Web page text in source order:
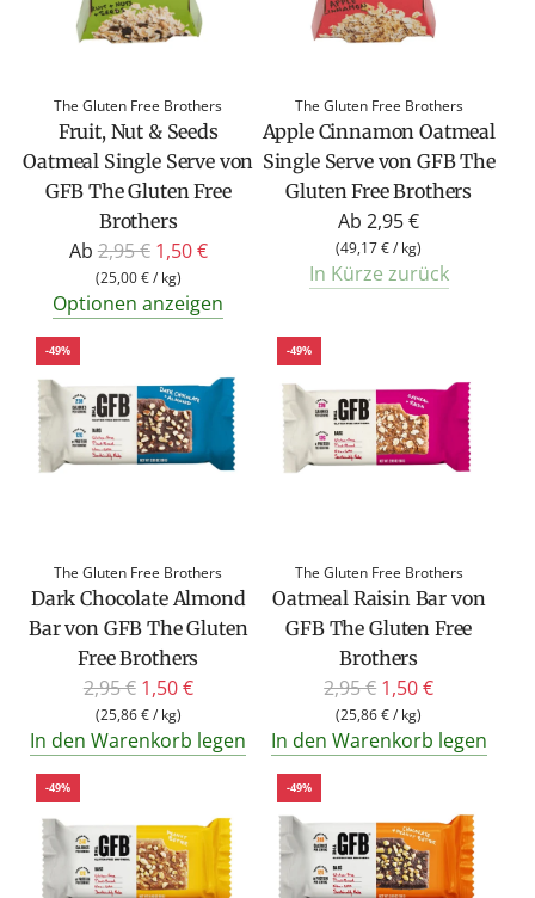
r
e
i
s
The Gluten Free Brothers
Fruit, Nut & Seeds
Oatmeal Single Serve von
GFB The Gluten Free
Brothers
Ab R
e
g
ä
r
e
e
i
s
2,95 € 1,50 €
(25,00 €/ kg)
Optionen anzeigen
The Gluten Free Brothers
Apple Cinnamon Oatmeal
Single Serve von GFB The
Gluten Free Brothers
Ab 2,95 €
(49,17 €/ kg)
In Kürze zurück
-49%
The Gluten Free Brothers
Dark Chocolate Almond
Bar von GFB The Gluten
Free Brothers
R
g
ä
r
2,95 € 1,50 €
(25,86 €/ kg)
In den Warenkorb legen
-49%
The Gluten Free Brothers
Oatmeal Raisin Bar von
GFB The Gluten Free
Brothers
R
g
ä
r
2,95 € 1,50 €
(25,86 €/ kg)
In den Warenkorb legen
-49% -49%